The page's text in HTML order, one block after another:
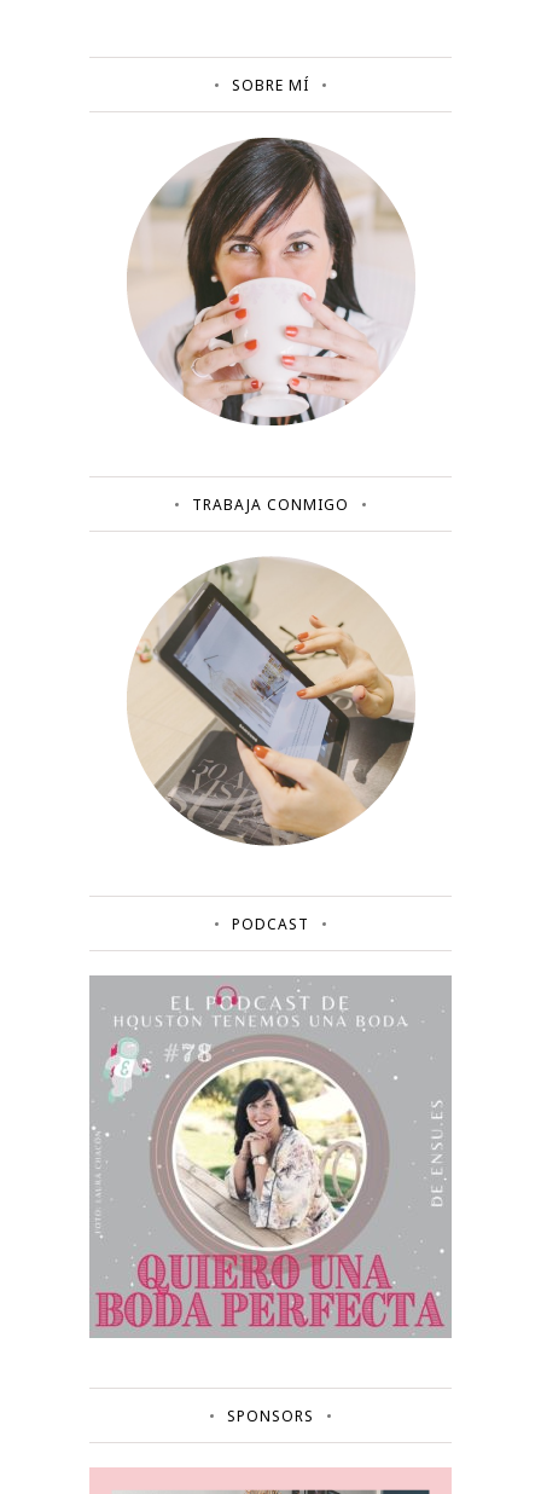
SOBRE MÍ
TRABAJA CONMIGO
PODCAST
SPONSORS